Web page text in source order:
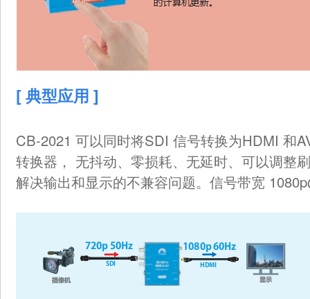
[ 典型应用 ]
CB-2021 可以同时将SDI 信号转换为HDMI 和
转换器， 无抖动、零损耗、无延时、可以调整
解决输出和显示的不兼容问题。信号带宽